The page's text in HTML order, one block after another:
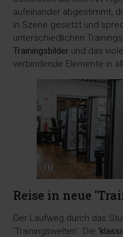
aufeinander abgestimmt,
in Szene gesetzt und
unterschiedlichen
Trainingsbilder und das
verbindende Elemente in
Reise in neue
Der Laufweg durch das
'Trainingswelten'. Die